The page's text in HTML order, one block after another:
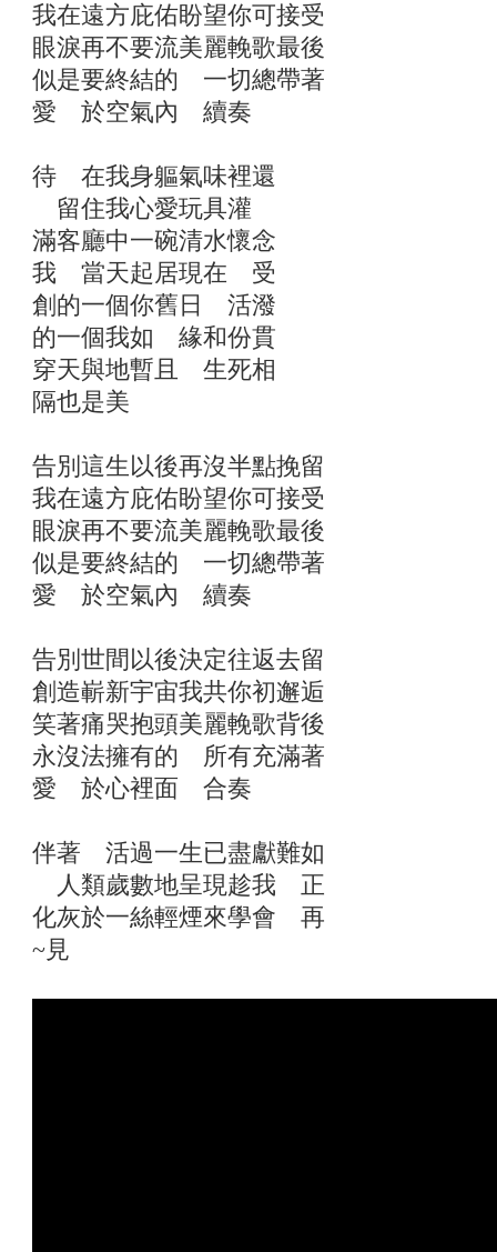
我在遠方庇佑盼望你可接受
眼淚再不要流美麗輓歌最後
似是要終結的 一切總帶著
愛 於空氣內 續奏
待 在我身軀氣味裡還
留住我心愛玩具灌
滿客廳中一碗清水懷念
我 當天起居現在 受
創的一個你舊日 活潑
的一個我如 緣和份貫
穿天與地暫且 生死相
隔也是美
告別這生以後再沒半點挽留
我在遠方庇佑盼望你可接受
眼淚再不要流美麗輓歌最後
似是要終結的 一切總帶著
愛 於空氣內 續奏
告別世間以後決定往返去留
創造嶄新宇宙我共你初邂逅
笑著痛哭抱頭美麗輓歌背後
永沒法擁有的 所有充滿著
愛 於心裡面 合奏
伴著 活過一生已盡獻難如
人類歲數地呈現趁我 正
化灰於一絲輕煙來學會 再
~見